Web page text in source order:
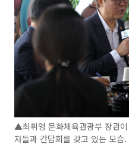
▲최휘영 문화체육관광부 장관
자들과 간담회를 갖고 있는 모습